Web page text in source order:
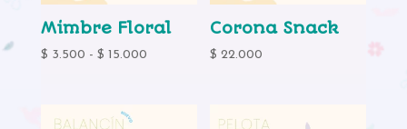
Mimbre Floral
$ 3.500 - $ 15.000Rango
Corona Snack
$ 22.000